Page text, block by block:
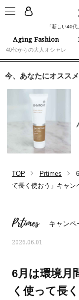
「新しい40
Aging Fashion
40代からの大人オシャレ
今、あなたにオススメ
TOP Prtimes
て長く使おう」キャン
Prtimes キャンペ
2026.06.01
6月は環境月
く使って長